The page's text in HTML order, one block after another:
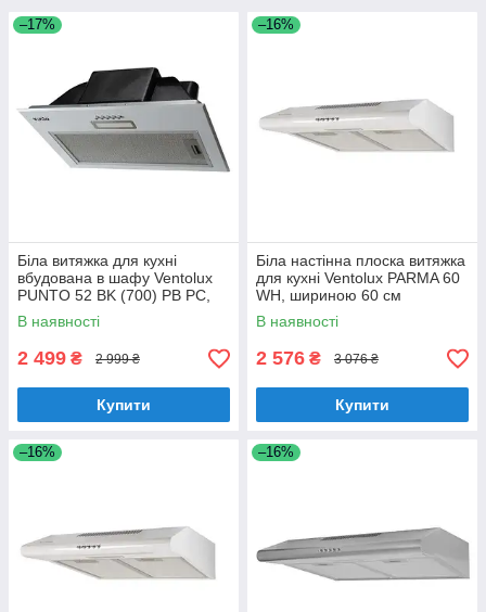
–17%
Біла витяжка для кухні
вбудована в шафу Ventolux
PUNTO 52 BK (700) PB PC,
шириною 52 см
В наявності
2 499 ₴ 2 999 ₴
Купити
–16%
Біла настінна плоска витяжка
для кухні Ventolux PARMA 60
WH, шириною 60 см
В наявності
2 576 ₴ 3 076 ₴
Купити
–16% –16%